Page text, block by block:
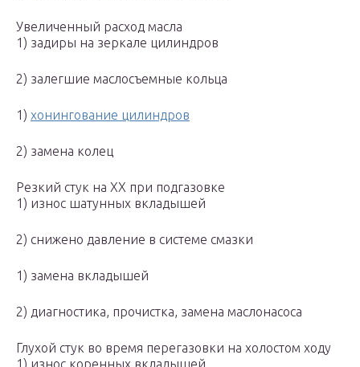
Увеличенный расход масла
1) задиры на зеркале цилиндров
2) залегшие маслосъемные кольца
1) хонингование цилиндров
2) замена колец
Резкий стук на ХХ при подгазовке
1) износ шатунных вкладышей
2) снижено давление в системе смазки
1) замена вкладышей
2) диагностика, прочистка, замена маслонасоса
Глухой стук во время перегазовки на холостом ходу
1) износ коренных вкладышей